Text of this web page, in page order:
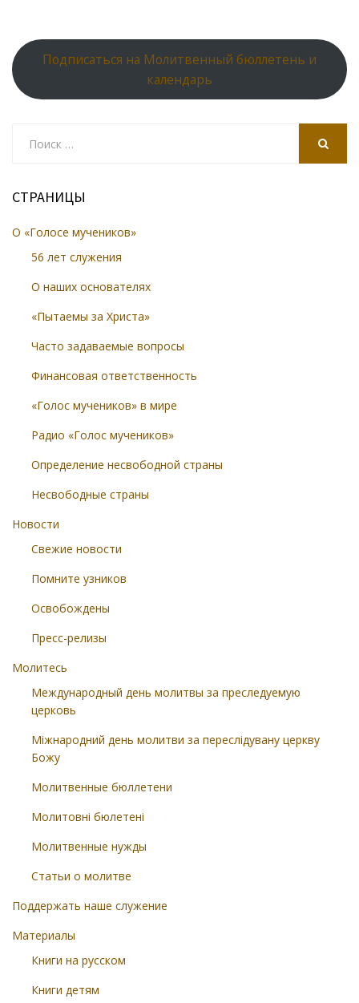
Подписаться на Молитвенный бюллетень и
календарь
СТРАНИЦЫ
О «Голосе мучеников»
56 лет служения
О наших основателях
«Пытаемы за Христа»
Часто задаваемые вопросы
Финансовая ответственность
«Голос мучеников» в мире
Радио «Голос мучеников»
Определение несвободной страны
Несвободные страны
Новости
Свежие новости
Помните узников
Освобождены
Пресс-релизы
Молитесь
Международный день молитвы за преследуемую
церковь
Міжнародний день молитви за переслідувану церкву
Божу
Молитвенные бюллетени
Молитовні бюлетені
Молитвенные нужды
Статьи о молитве
Поддержать наше служение
Материалы
Книги на русском
Книги детям